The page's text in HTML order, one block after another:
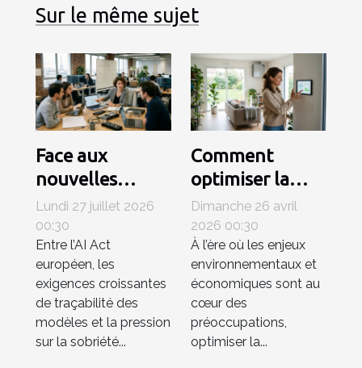
Sur le même sujet
Face aux
nouvelles
régulations,
comment le
matériel
influence-t-il la
compétitivité
en ia ?
Lundi 27 juillet 2026
00:30
Entre l’AI Act
européen, les
exigences croissantes
de traçabilité des
modèles et la pression
sur la sobriété...
Comment
optimiser la
consommation
énergétique
grâce à des
systèmes de
ventilation
avancés ?
Dimanche 26 avril
2026 00:30
À l’ère où les enjeux
environnementaux et
économiques sont au
cœur des
préoccupations,
optimiser la...